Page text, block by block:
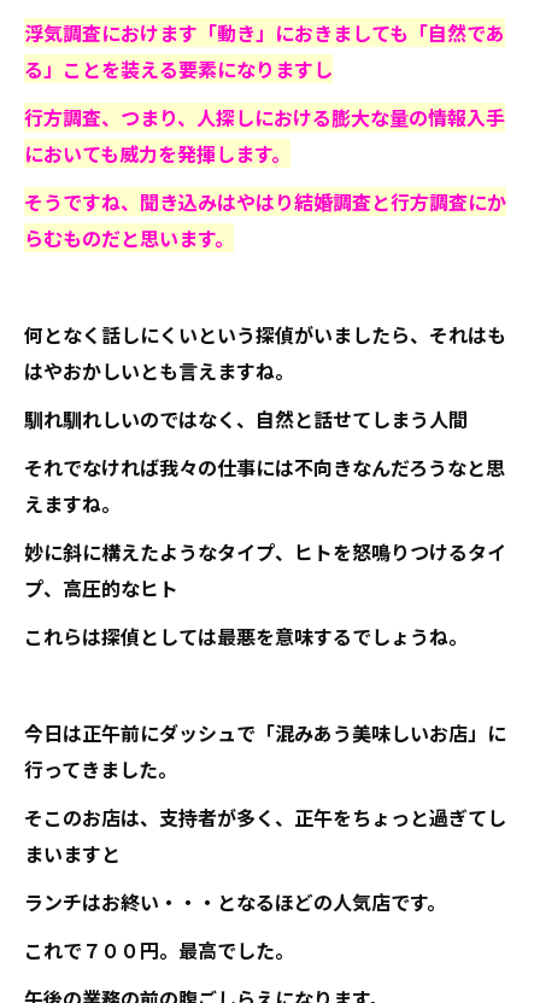
浮気調査におけます「動き」におきましても「自然であ
る」ことを装える要素になりますし
行方調査、つまり、人探しにおける膨大な量の情報入手
においても威力を発揮します。
そうですね、聞き込みはやはり結婚調査と行方調査にか
らむものだと思います。
何となく話しにくいという探偵がいましたら、それはも
はやおかしいとも言えますね。
馴れ馴れしいのではなく、自然と話せてしまう人間
それでなければ我々の仕事には不向きなんだろうなと思
えますね。
妙に斜に構えたようなタイプ、ヒトを怒鳴りつけるタイ
プ、高圧的なヒト
これらは探偵としては最悪を意味するでしょうね。
今日は正午前にダッシュで「混みあう美味しいお店」に
行ってきました。
そこのお店は、支持者が多く、正午をちょっと過ぎてし
まいますと
ランチはお終い・・・となるほどの人気店です。
これで７００円。最高でした。